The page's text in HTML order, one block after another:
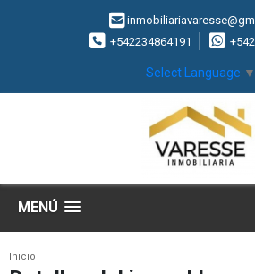
+542234864191
Select Language ▼
MENÚ
Inicio